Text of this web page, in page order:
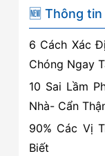
Đức
–
Thủy
Nguyên,
Hải
Phòng
🆕 Thông
6 Cách Xác
Chóng Ngay
10 Sai Lầm
Nhà- Cẩn
90% Các Vị
Biết